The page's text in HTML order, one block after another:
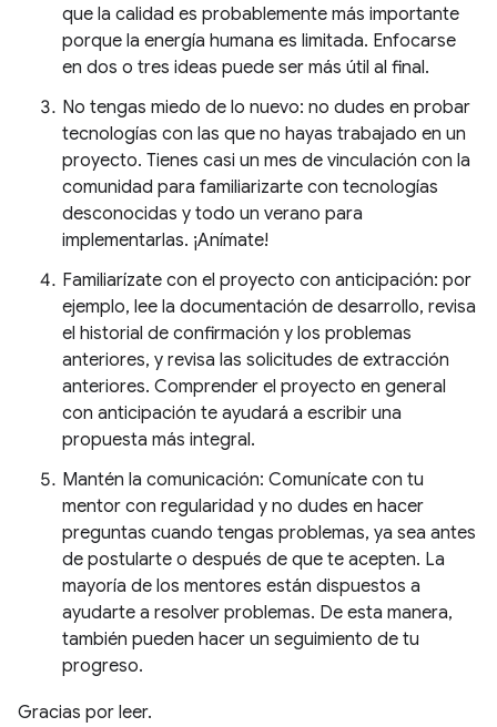
que la calidad es probablemente más importante
porque la energía humana es limitada. Enfocarse
en dos o tres ideas puede ser más útil al final.
No tengas miedo de lo nuevo: no dudes en probar
tecnologías con las que no hayas trabajado en un
proyecto. Tienes casi un mes de vinculación con la
comunidad para familiarizarte con tecnologías
desconocidas y todo un verano para
implementarlas. ¡Anímate!
Familiarízate con el proyecto con anticipación: por
ejemplo, lee la documentación de desarrollo, revisa
el historial de confirmación y los problemas
anteriores, y revisa las solicitudes de extracción
anteriores. Comprender el proyecto en general
con anticipación te ayudará a escribir una
propuesta más integral.
Mantén la comunicación: Comunícate con tu
mentor con regularidad y no dudes en hacer
preguntas cuando tengas problemas, ya sea antes
de postularte o después de que te acepten. La
mayoría de los mentores están dispuestos a
ayudarte a resolver problemas. De esta manera,
también pueden hacer un seguimiento de tu
progreso.
Gracias por leer.